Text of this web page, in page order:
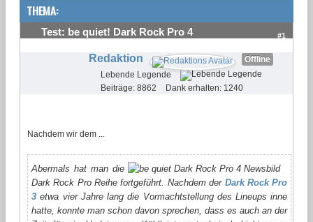
THEMA:
Test: be quiet! Dark Rock Pro 4 #1
Redaktion
Offline
Lebende Legende
Beiträge: 8862
Dank erhalten: 1240
Nachdem wir dem ...
Abermals hat man die
Dark Rock Pro Reihe fortgeführt. Nachdem der Dark Rock Pro
3 etwa vier Jahre lang die Vormachtstellung des Lineups inne
hatte, konnte man schon davon sprechen, dass es auch an der